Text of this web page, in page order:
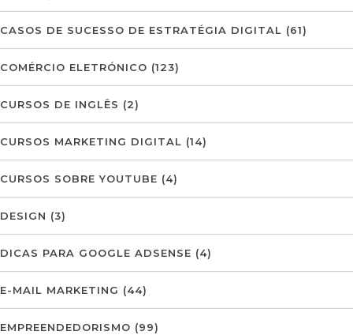
CASOS DE SUCESSO DE ESTRATÉGIA DIGITAL (61)
COMÉRCIO ELETRÓNICO (123)
CURSOS DE INGLÊS (2)
CURSOS MARKETING DIGITAL (14)
CURSOS SOBRE YOUTUBE (4)
DESIGN (3)
DICAS PARA GOOGLE ADSENSE (4)
E-MAIL MARKETING (44)
EMPREENDEDORISMO (99)